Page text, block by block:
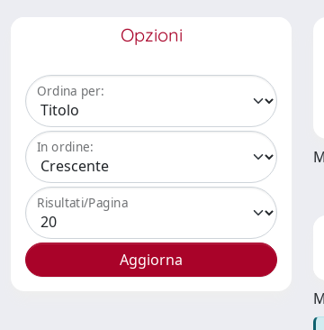
Opzioni
Ordina per:
In ordine:
Risultati/Pagina